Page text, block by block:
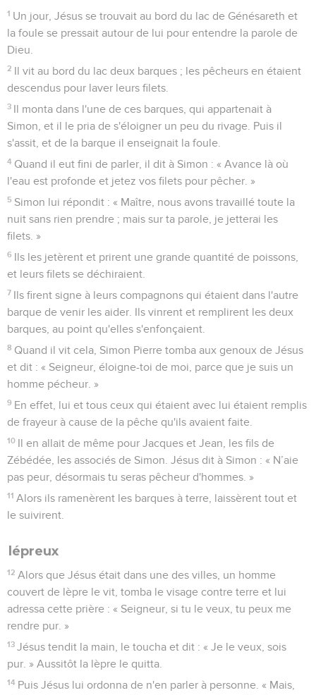
1 Un jour, Jésus se trouvait au bord du lac de Génésareth et
la foule se pressait autour de lui pour entendre la parole de
Dieu.
2 Il vit au bord du lac deux barques ; les pêcheurs en étaient
descendus pour laver leurs filets.
3 Il monta dans l'une de ces barques, qui appartenait à
Simon, et il le pria de s'éloigner un peu du rivage. Puis il
s'assit, et de la barque il enseignait la foule.
4 Quand il eut fini de parler, il dit à Simon : « Avance là où
l'eau est profonde et jetez vos filets pour pêcher. »
5 Simon lui répondit : « Maître, nous avons travaillé toute la
nuit sans rien prendre ; mais sur ta parole, je jetterai les
filets. »
6 Ils les jetèrent et prirent une grande quantité de poissons,
et leurs filets se déchiraient.
7 Ils firent signe à leurs compagnons qui étaient dans l'autre
barque de venir les aider. Ils vinrent et remplirent les deux
barques, au point qu'elles s'enfonçaient.
8 Quand il vit cela, Simon Pierre tomba aux genoux de Jésus
et dit : « Seigneur, éloigne-toi de moi, parce que je suis un
homme pécheur. »
9 En effet, lui et tous ceux qui étaient avec lui étaient remplis
de frayeur à cause de la pêche qu'ils avaient faite.
10 Il en allait de même pour Jacques et Jean, les fils de
Zébédée, les associés de Simon. Jésus dit à Simon : « N’aie
pas peur, désormais tu seras pêcheur d'hommes. »
11 Alors ils ramenèrent les barques à terre, laissèrent tout et
le suivirent.
lépreux
12 Alors que Jésus était dans une des villes, un homme
couvert de lèpre le vit, tomba le visage contre terre et lui
adressa cette prière : « Seigneur, si tu le veux, tu peux me
rendre pur. »
13 Jésus tendit la main, le toucha et dit : « Je le veux, sois
pur. » Aussitôt la lèpre le quitta.
14 Puis Jésus lui ordonna de n'en parler à personne. « Mais,